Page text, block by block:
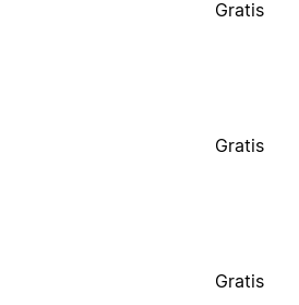
Gratis
Gratis
Gratis